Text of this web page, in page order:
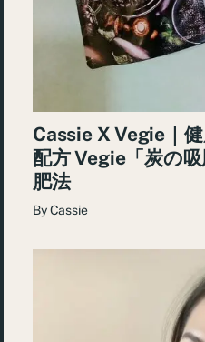
Cassie X Vegie｜
配方 Vegie「炭の
肥法
ByCassie